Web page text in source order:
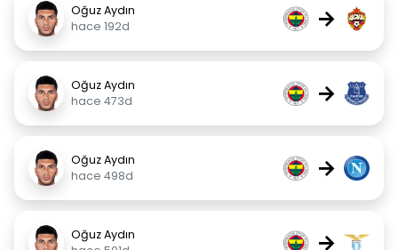
Oğuz Aydın
hace 192d
→
Oğuz Aydın
hace 473d
→
Oğuz Aydın
hace 498d
→
Oğuz Aydın
→